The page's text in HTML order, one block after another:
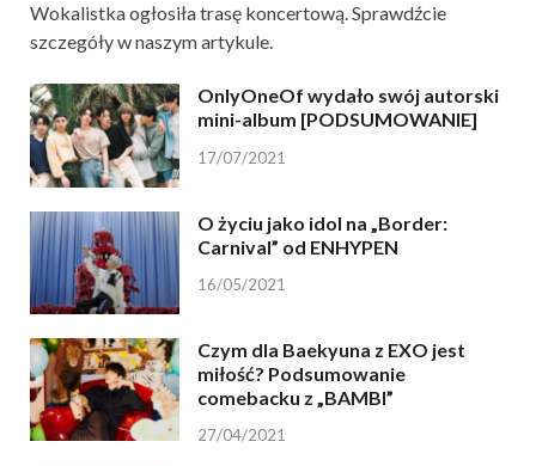
Wokalistka ogłosiła trasę koncertową. Sprawdźcie
szczegóły w naszym artykule.
OnlyOneOf wydało swój autorski
mini-album [PODSUMOWANIE]
17/07/2021
O życiu jako idol na „Border:
Carnival” od ENHYPEN
16/05/2021
Czym dla Baekyuna z EXO jest
miłość? Podsumowanie
comebacku z „BAMBI”
27/04/2021